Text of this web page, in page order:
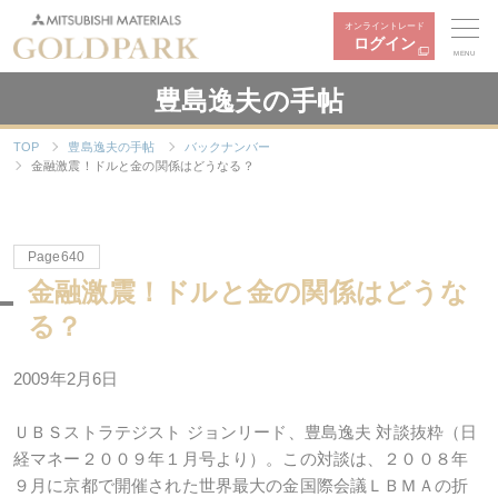
オンライントレード
ログイン
MENU
豊島逸夫の手帖
TOP 豊島逸夫の手帖
バックナンバー
金融激震！ドルと金の関係はどうなる？
Page640
金融激震！ドルと金の関係はどうな
る？
2009年2月6日
ＵＢＳストラテジスト ジョンリード、豊島逸夫 対談抜粋（日
経マネー２００９年１月号より）。この対談は、２００８年
９月に京都で開催された世界最大の金国際会議ＬＢＭＡの折